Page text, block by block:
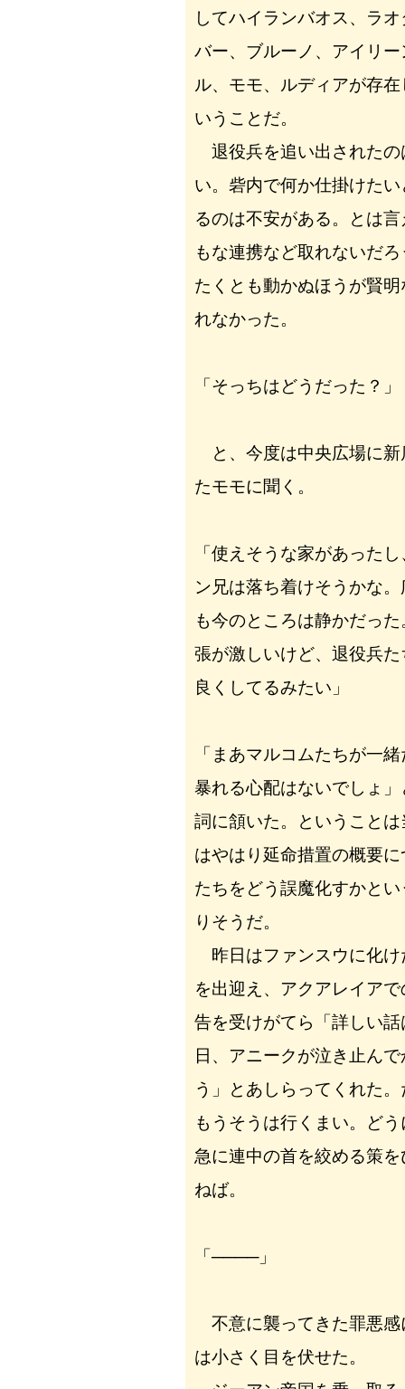
してハイランバオス、ラ
バー、ブルーノ、アイリ
ル、モモ、ルディアが存
いうことだ。
退役兵を追い出されたの
い。砦内で何か仕掛けた
るのは不安がある。とは
もな連携など取れないだ
たくとも動かぬほうが賢
れなかった。
「そっちはどうだった？」
と、今度は中央広場に新
たモモに聞く。
「使えそうな家があった
ン兄は落ち着けそうかな
も今のところは静かだっ
張が激しいけど、退役兵
良くしてるみたい」
「まあマルコムたちが一
暴れる心配はないでしょ
詞に頷いた。ということ
はやはり延命措置の概要
たちをどう誤魔化すかと
りそうだ。
昨日はファンスウに化け
を出迎え、アクアレイア
告を受けがてら「詳しい
日、アニークが泣き止ん
う」とあしらってくれた
もうそうは行くまい。ど
急に連中の首を絞める策
ねば。
「────」
不意に襲ってきた罪悪感
は小さく目を伏せた。